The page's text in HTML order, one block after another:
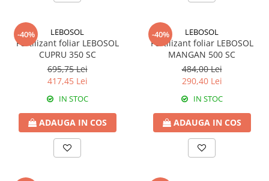
Biostimulatori
Fertilizanți foliari
Adjuvanți
CAMELINĂ
Fungicide
Erbicide
CASTRAVEȚI CORNIȘON
Insecticide
CEAPĂ
Insecticide
Biostimulatori
CEREALE PĂIOASE
Insecticide
Biostimulatori
Fertilizanți foliari
-40% LEBOSOL
Fertilizant foliar LEBOSOL
CUPRU 350 SC
695,75 Lei
417,45 Lei
IN STOC
ADAUGA IN COS
-40% LEBOSOL
Fertilizant foliar LEBOSOL
MANGAN 500 SC
484,00 Lei
290,40 Lei
IN STOC
ADAUGA IN COS